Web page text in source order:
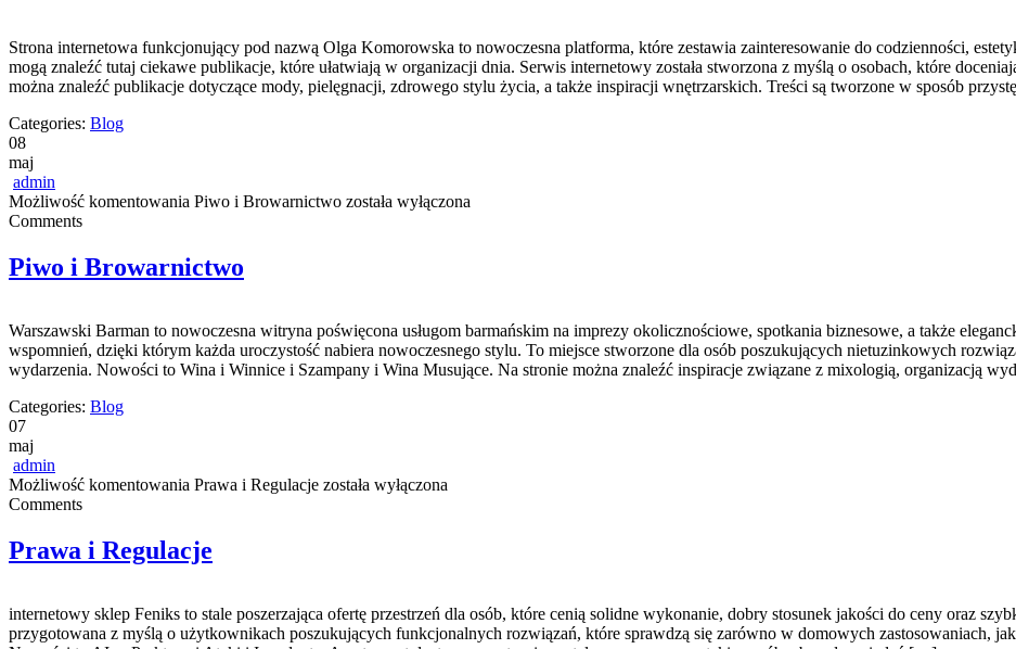
Strona internetowa funkcjonujący pod nazwą Olga Komorowska to nowoczesna platforma, które zestawia zainteresowanie do codzienności,
mogą znaleźć tutaj ciekawe publikacje, które ułatwiają w organizacji dnia. Serwis internetowy została stworzona z myślą o osobach, które
można znaleźć publikacje dotyczące mody, pielęgnacji, zdrowego stylu życia, a także inspiracji wnętrzarskich. Treści są tworzone w sposób
Categories: Blog
08
maj
admin
Możliwość komentowania Piwo i Browarnictwo została wyłączona
Comments
Piwo i Browarnictwo
Warszawski Barman to nowoczesna witryna poświęcona usługom barmańskim na imprezy okolicznościowe, spotkania biznesowe, a także
wspomnień, dzięki którym każda uroczystość nabiera nowoczesnego stylu. To miejsce stworzone dla osób poszukujących nietuzinkowych
wydarzenia. Nowości to Wina i Winnice i Szampany i Wina Musujące. Na stronie można znaleźć inspiracje związane z mixologią, organizacją
Categories: Blog
07
maj
admin
Możliwość komentowania Prawa i Regulacje została wyłączona
Comments
Prawa i Regulacje
internetowy sklep Feniks to stale poszerzająca ofertę przestrzeń dla osób, które cenią solidne wykonanie, dobry stosunek jakości do ceny oraz
przygotowana z myślą o użytkownikach poszukujących funkcjonalnych rozwiązań, które sprawdzą się zarówno w domowych zastosowaniach,